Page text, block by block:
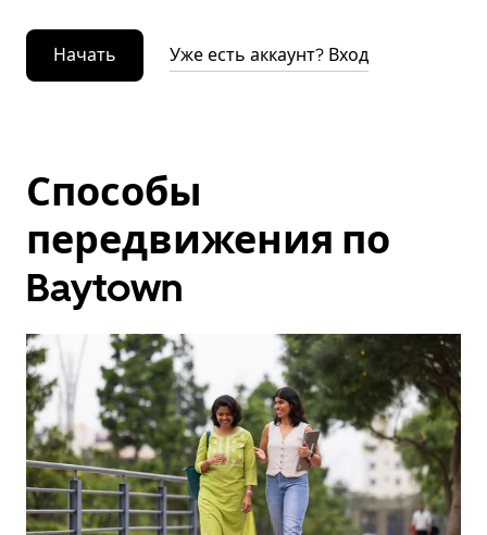
Начать Уже есть аккаунт? Вход
Способы
передвижения по
Baytown